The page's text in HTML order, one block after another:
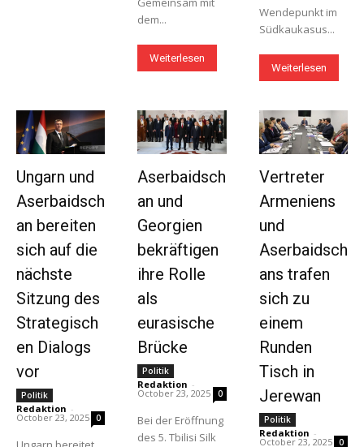
dem...
Weiterlesen
Wendepunkt im
Südkaukasus...
Weiterlesen
Ungarn und
Aserbaidsch
an bereiten
sich auf die
nächste
Sitzung des
Strategisch
en Dialogs
vor
Politik
Redaktion -
October 23, 2025 0
Aserbaidsch
an und
Georgien
bekräftigen
ihre Rolle
als
eurasische
Brücke
Politik
Redaktion -
October 23, 2025 0
Bei der Eröffnung
des 5. Tbilisi Silk
Vertreter
Armeniens
und
Aserbaidsch
ans trafen
sich zu
einem
Runden
Tisch in
Jerewan
Politik
Redaktion -
October 23, 2025 0